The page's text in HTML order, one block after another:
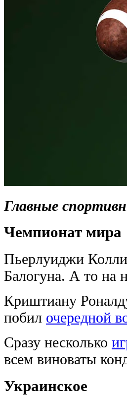
Главные
Чемпионат мира
Пьерлуиджи
Балогуна. А то на
Криштиану
побил очередной
Сразу несколько
всем виноваты
Украинское